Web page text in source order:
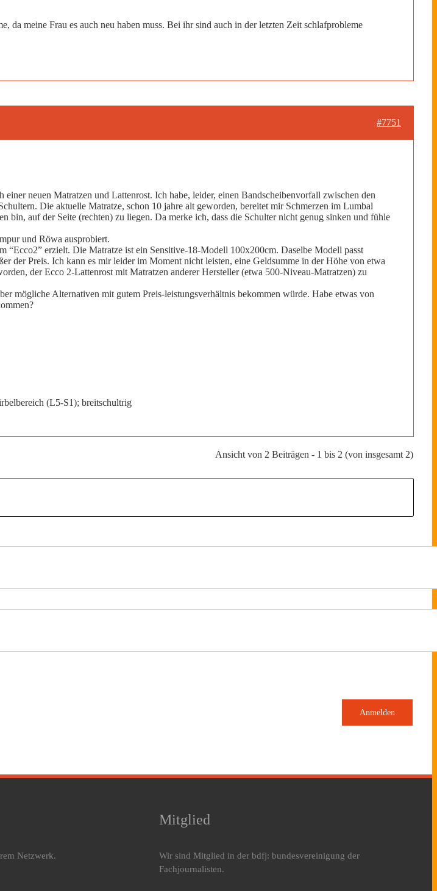
da meine Frau es auch neu haben muss. Bei ihr sind auch in der letzten Zeit schlafprobleme
#7751
neuen Matratzen und Lattenrost. Ich habe, leider, einen Bandscheibenvorfall zwischen den
Die aktuelle Matratze, schon 10 jahre alt geworden, bereitet mir Schmerzen im Lumbal
bin, auf der Seite (rechten) zu liegen. Da merke ich, dass die Schulter nicht genug sinken und fühle
und Röwa ausprobiert.
“Ecco2” erzielt. Die Matratze ist ein Sensitive-18-Modell 100x200cm. Daselbe Modell passt
der Preis. Ich kann es mir leider im Moment nicht leisten, eine Geldsumme in der Höhe von etwa
der Ecco 2-Lattenrost mit Matratzen anderer Hersteller (etwa 500-Niveau-Matratzen) zu
mögliche Alternativen mit gutem Preis-leistungsverhältnis bekommen würde. Habe etwas von
(L5-S1); breitschultrig
Ansicht von 2 Beiträgen - 1 bis 2 (von insgesamt 2)
Anmelden
Netzwerk.
Mitglied
Wir sind Mitglied in der bdfj: bundesvereinigung der
Fachjournalisten.